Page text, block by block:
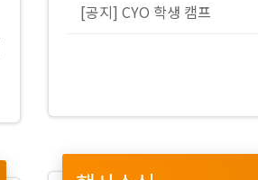
[공지] CYO 학생 캠프